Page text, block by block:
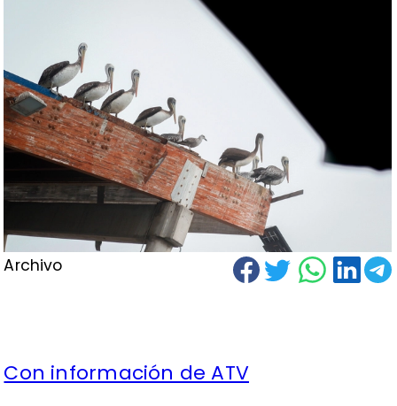
Archivo
Con información de ATV